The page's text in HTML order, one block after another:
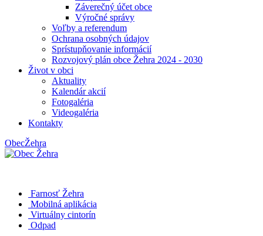
Záverečný účet obce
Výročné správy
Voľby a referendum
Ochrana osobných údajov
Sprístupňovanie informácií
Rozvojový plán obce Žehra 2024 - 2030
Život v obci
Aktuality
Kalendár akcií
Fotogaléria
Videogaléria
Kontakty
ObecŽehra
Farnosť Žehra
Mobilná aplikácia
Virtuálny cintorín
Odpad